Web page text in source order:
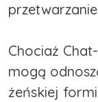
Chociaż
mogą
żeńskiej